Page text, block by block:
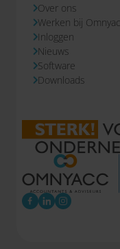
Over ons
Werken bij
Inloggen
Nieuws
Software
Downloads